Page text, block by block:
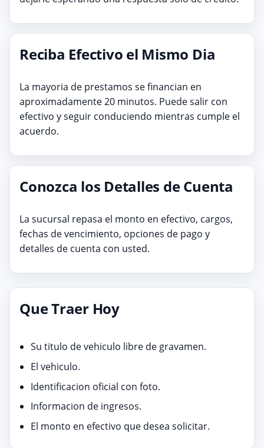
Reciba Efectivo el Mismo Dia
La mayoria de prestamos se financian en
aproximadamente 20 minutos. Puede salir con
efectivo y seguir conduciendo mientras cumple el
acuerdo.
Conozca los Detalles de Cuenta
La sucursal repasa el monto en efectivo, cargos,
fechas de vencimiento, opciones de pago y
detalles de cuenta con usted.
Que Traer Hoy
Su titulo de vehiculo libre de gravamen.
El vehiculo.
Identificacion oficial con foto.
Informacion de ingresos.
El monto en efectivo que desea solicitar.